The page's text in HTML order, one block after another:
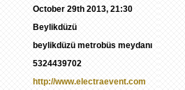
October 29th 2013, 21:30
Beylikdüzü
beylikdüzü metrobüs meydanı
5324439702
http://www.electraevent.com